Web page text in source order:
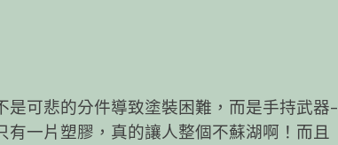
可悲的分件導致塗裝困難，而是手持武器–
一片塑膠，真的讓人整個不蘇湖啊！而且